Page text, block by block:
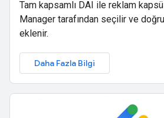
Tam kapsamlı DAI ile reklam
Manager tarafından seçilir ve
eklenir.
Daha Fazla Bilgi